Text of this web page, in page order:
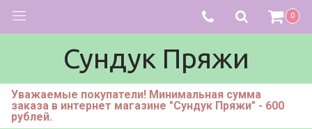
0
Сундук Пряжи
Уважаемые покупатели! Минимальная сумма
заказа в интернет магазине "Сундук Пряжи" - 600
рублей.